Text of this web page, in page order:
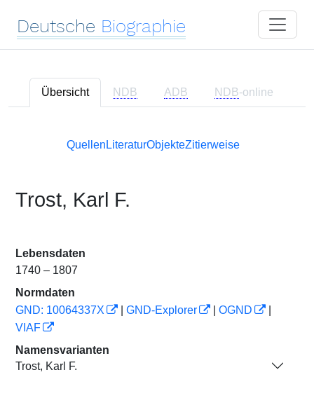
Deutsche Biographie
Übersicht NDB ADB NDB-online
Quellen LiteraturObjekteZitierweise
Trost, Karl F.
Lebensdaten
1740 – 1807
Normdaten
GND: 10064337X
GND-Explorer OGND
VIAF
Namensvarianten
Trost, Karl F.